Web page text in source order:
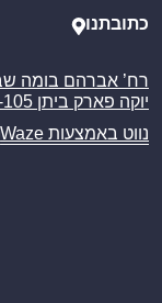
מאמרים
כתובתנו
יוקה פארק ביתן C104-105
נווט באמצעות Waze